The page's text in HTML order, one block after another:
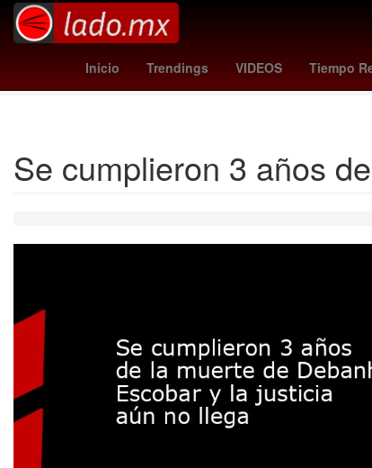
Inicio Trendings VIDEOS Tiempo
Santos Laguna femenil Manu Chao Maya
Se cumplieron 3 años